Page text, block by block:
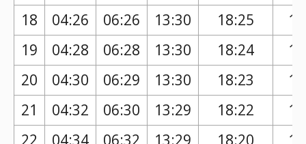
18
04:26 06:26 13:30 18:25
19
04:28 06:28 13:30 18:24
20
04:30 06:29 13:30 18:23
21
04:32 06:30 13:29 18:22
22
04:34 06:32 13:29 18:20